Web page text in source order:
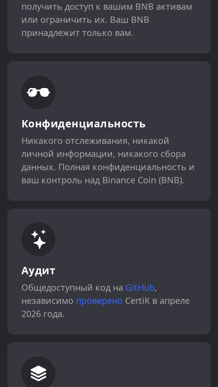
получить доступ к вашим BNB активам
или ограничить их. Ваш BNB
принадлежит только вам.
Конфиденциальность
Никакого отслеживания, никакой
личной информации, никакого сбора
данных. Полная конфиденциальность и
ваш контроль над Binance Coin (BNB).
Аудит
Общедоступный код на GitHub,
независимо проверено CertiK в апреле
2026 года.